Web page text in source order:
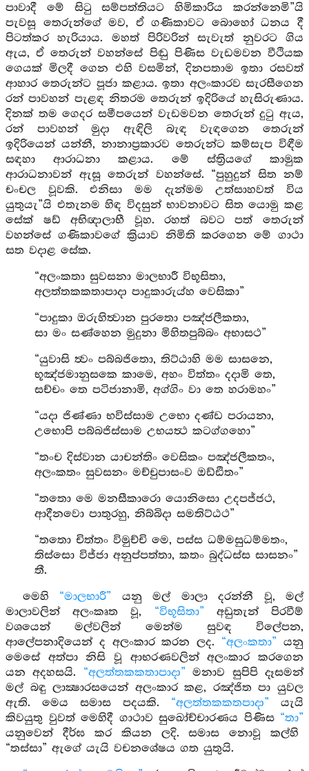
පාවාදී මේ සිටු සම්පත්තියට හිමිකාරිය කරන්නෙමි”යි
පැවසූ තෙරුන්ගේ මව, ඒ ගණිකාවට බොහෝ ධනය දී
පිටත්කර හැරියාය. මහත් පිරිවරින් සැවැත් නුවරට ගිය
ඇය, ඒ තෙරුන් වහන්සේ පිඬු පිණිස වැඩමවන වීථියක
ගෙයක් මිලදී ගෙන එහි වසමින්, දිනපතාම ඉතා රසවත්
ආහාර තෙරුන්ට පූජා කළාය. ඉතා අලංකාරව සැරසීගෙන
රන් පාවහන් පැළඳ නිතරම තෙරුන් ඉදිරියේ හැසිරුණාය.
දිනක් තම ගෙදර සමීපයෙන් වැඩමවන තෙරුන් දුටු ඇය,
රන් පාවහන් මුදා ඇඳිලි බැඳ වැඳගෙන තෙරුන්
ඉදිරියෙන් යන්නී, නානාප්‍රකාරව තෙරුන්ට කම්සැප විඳීම
සඳහා ආරාධනා කළාය. මේ ස්ත්‍රියගේ කාමුක
ආරාධනාවන් ඇසූ තෙරුන් වහන්සේ. “පුහුදුන් සිත නම්
චංචල වූවකි. එනිසා මම දැන්මම උත්සාහවත් විය
යුතුයැ”යි එතැනම හිඳ විදසුන් භාවනාවට සිත යොමු කළ
සේක් ෂඩ් අභිඥාලාභී වූහ. රහත් බවට පත් තෙරුන්
වහන්සේ ගණිකාවගේ ක්‍රියාව නිමිති කරගෙන මේ ගාථා
සත වදාළ සේක.
“අලංකතා සුවසනා මාලභාරී විභූසිතා,
අලත්තකකතාපාදා පාදුකාරුය්හ වෙසිකා”
“පාදුකා ඔරුහිත්‍වාන පුරතො පඤ්ජලීකතා,
සා මං සණ්හෙන මුදුනා මිහිතපුබ්බං අභාසථ”
“යුවාසි ත්‍වං පබ්බජිතො, තිට්ඨාහි මම සාසනෙ,
භූඤ්ජමානුසකෙ කාමෙ, අහං විත්තං දදාමි තෙ,
සච්චං තෙ පටිජානාමි, අග්ගිං වා තෙ හරාමහං”
“යදා ජිණ්ණා භවිස්සාම උභො දණ්ඩ පරායනා,
උභොපි පබ්බජිස්සාම උභයත්‍ථ කටග්ගහො”
“තංච දිස්වාන යාචන්තිං වෙසිකං පඤ්ජලීකතං,
අලංකතං සුවසනං මච්චුපාසංව ඔඩ්ඪිතං”
“තතො මෙ මනසීකාරො යොනිසො උදපජ්ජථ,
ආදීනවො පාතුරහු, නිබ්බිදා සමතිට්ඨථ”
“තතො චිත්තං විමුච්චි මෙ, පස්ස ධම්මසුධම්මතං,
තිස්සො විජ්ජා අනුප්පත්තා, කතං බුද්ධස්ස සාසනං”
තී.
මෙහි “මාලභාරී” යනු මල් මාලා දරන්නී වූ, මල්
මාලාවලින් අලංකෘත වූ, “විභූසිතා” අඩුතැන් පිරවීම්
වශයෙන් මල්වලින් මෙන්ම සුවඳ විලේපන,
ආලේපනාදියෙන් ද අලංකාර කරන ලද. “අලංකතා” යනු
මෙසේ අත්පා නිසි වූ ආභරණවලින් අලංකාර කරගෙන
යන අදහසයි. “අලත්තකකතාපාදා” මනාව සුපිපි දෑසමන්
මල් බඳු ලාක්‍ෂාරසයෙන් අලංකාර කළ, රඤ්ජිත පා යුවල
ඇති. මෙය සමාස පදයකි. “අලත්තකකතපාදා” යැයි
කිවයුතු වුවත් මෙහිදී ගාථාව සුඛෝච්චාරණය පිණිස “තා”
යනුවෙන් දීර්ඝ කර කියන ලදි. සමාස නොවූ කල්හි
“තස්සා” ඇගේ යැයි වචනශේෂය ගත යුතුයි.